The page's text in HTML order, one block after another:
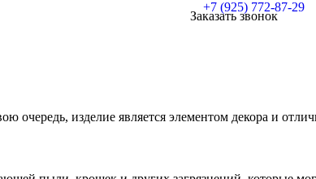
+7 (925) 772-87-29
Заказать звонок
изделие является элементом декора и